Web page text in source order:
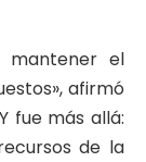
mantener el
afirmó
fue más allá:
de la